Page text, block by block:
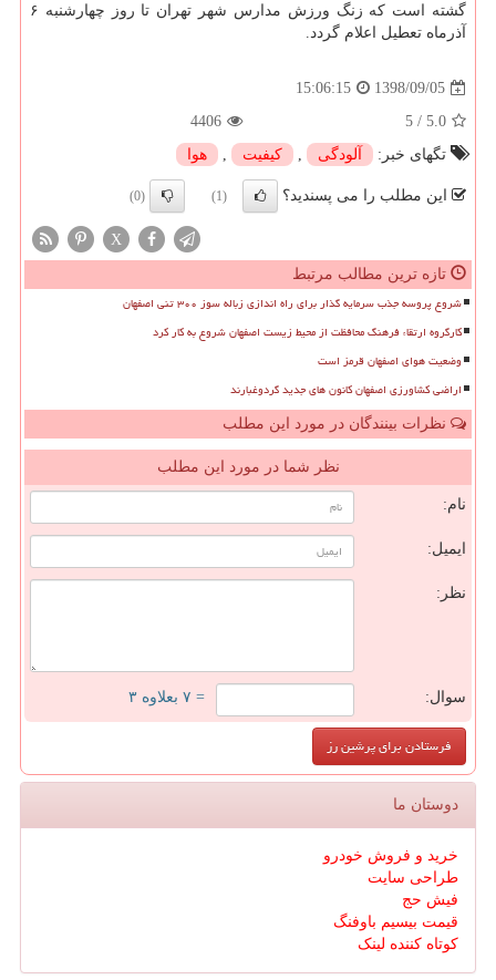
گشته است كه زنگ ورزش مدارس شهر تهران تا روز چهارشنبه ۶
آذرماه تعطیل اعلام گردد.
1398/09/05
15:06:15
5.0
/
5
4406
تگهای خبر:
آلودگی , كیفیت , هوا
این مطلب را می پسندید؟ (1)
(0)
X
تازه ترین مطالب مرتبط
شروع پروسه جذب سرمایه گذار برای راه اندازی زباله سوز ۳۰۰ تنی اصفهان
کارگروه ارتقاء فرهنگ محافظت از محیط زیست اصفهان شروع به کار کرد
وضعیت هوای اصفهان قرمز است
اراضی کشاورزی اصفهان کانون های جدید گردوغبارند
نظرات بینندگان در مورد این مطلب
نظر شما در مورد این مطلب
نام:
ایمیل:
نظر:
سوال: = ۷ بعلاوه ۳
دوستان ما
خرید و فروش خودرو
طراحی سایت
فیش حج
قیمت بیسیم باوفنگ
کوتاه کننده لینک